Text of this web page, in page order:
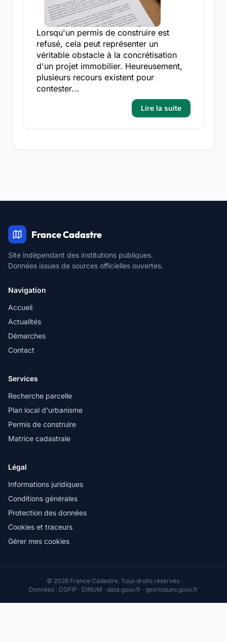
Lorsqu'un permis de construire est
refusé, cela peut représenter un
véritable obstacle à la concrétisation
d'un projet immobilier. Heureusement,
plusieurs recours existent pour
contester...
Lire la suite
France Cadastre
Site indépendant des institutions publiques.
Données issues de sources officielles ouvertes.
Navigation
Accueil
Actualités
Démarches
Contact
Services
Recherche parcelle
Plan local d'urbanisme
Permis de construire
Matrice cadastrale
Légal
Informations juridiques
Conditions générales
Protection des données
Cookies et traceurs
Gérer mes cookies
© 2026 France Cadastre. Tous droits réservés.
Données : DGFiP · DINUM · data.gouv.fr · georisques.gouv.fr